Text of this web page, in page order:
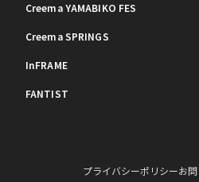
Creema YAMABIKO FES
Creema SPRINGS
InFRAME
FANTIST
プライバシーポリシーお